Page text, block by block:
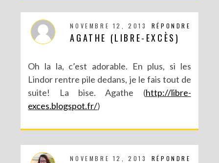
DIY CRÉE TON BULLET JOURNAL (AVEC SCAN N CUT)
RÉPONDRE
NOVEMBRE 12, 2013
AGATHE (LIBRE-EXCÈS)
Oh la la, c’est adorable. En plus, si les
Lindor rentre pile dedans, je le fais tout de
suite! La bise. Agathe (http://libre-
exces.blogspot.fr/)
RÉPONDRE
NOVEMBRE 12, 2013